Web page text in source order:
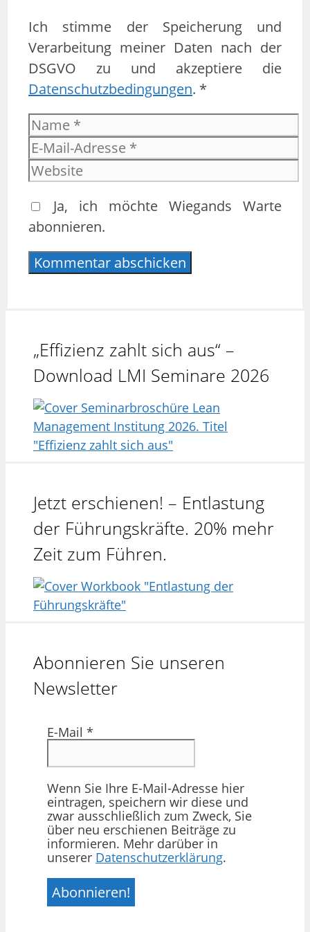
Ich stimme der Speicherung und
Verarbeitung meiner Daten nach der
DSGVO zu und akzeptiere die
Datenschutzbedingungen. *
Name
E-
Mail-
Adresse
Website
Ja, ich möchte Wiegands Warte
abonnieren.
„Effizienz zahlt sich aus“ –
Download LMI Seminare 2026
Jetzt erschienen! – Entlastung
der Führungskräfte. 20% mehr
Zeit zum Führen.
Abonnieren Sie unseren
Newsletter
E-Mail *
Wenn Sie Ihre E-Mail-Adresse hier
eintragen, speichern wir diese und
zwar ausschließlich zum Zweck, Sie
über neu erschienen Beiträge zu
informieren. Mehr darüber in
unserer Datenschutzerklärung.